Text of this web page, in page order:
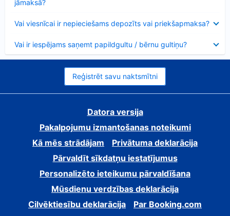
jāmaksā?
Vai viesnīcai ir nepieciešams depozīts vai priekšapmaksa?
Vai ir iespējams saņemt papildgultu / bērnu gultiņu?
Reģistrēt savu naktsmītni
Datora versija
Pakalpojumu izmantošanas noteikumi
Kā mēs strādājam
Privātuma deklarācija
Pārvaldīt sīkdatņu iestatījumus
Personalizēto ieteikumu pārvaldīšana
Mūsdienu verdzības deklarācija
Cilvēktiesību deklarācija
Par Booking.com